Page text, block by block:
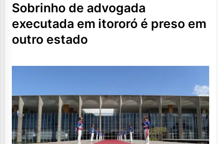
sobrinho de advogada
executada em itororó é preso em
outro estado